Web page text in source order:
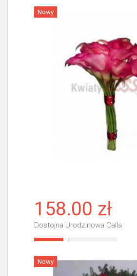
Nowy
158.00 zł
Dostojna Urodzinowa Calla
Nowy